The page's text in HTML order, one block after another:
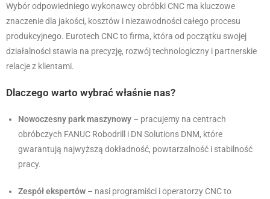
Wybór odpowiedniego wykonawcy obróbki CNC ma kluczowe
znaczenie dla jakości, kosztów i niezawodności całego procesu
produkcyjnego. Eurotech CNC to firma, która od początku swojej
działalności stawia na precyzję, rozwój technologiczny i partnerskie
relacje z klientami.
Dlaczego warto wybrać właśnie nas?
Nowoczesny park maszynowy – pracujemy na centrach
obróbczych FANUC Robodrill i DN Solutions DNM, które
gwarantują najwyższą dokładność, powtarzalność i stabilność
pracy.
Zespół ekspertów – nasi programiści i operatorzy CNC to